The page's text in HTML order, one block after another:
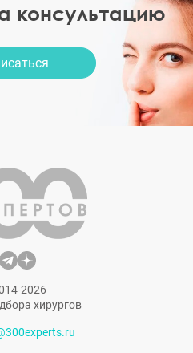
консультацию
2026
хирургов